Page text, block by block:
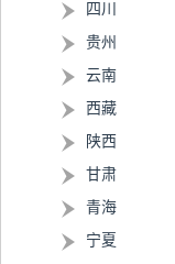
四川
贵州
云南
西藏
陕西
甘肃
青海
宁夏